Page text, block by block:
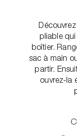
pliable
boîtier.
sac à main
partir.
ouvrez-la